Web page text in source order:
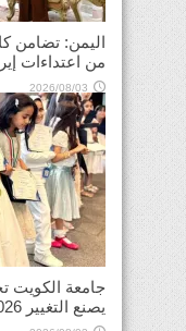
اليمن: تضامن
من اعتداءات
2026/08/03
جامعة الكويت
يصنع التغيير 2026»